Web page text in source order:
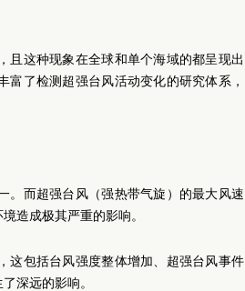
且这种现象在全球和单个海域的都呈现出
了检测超强台风活动变化的研究体系，
。而超强台风（强热带气旋）的最大风速
造成极其严重的影响。
这包括台风强度整体增加、超强台风事件
深远的影响。